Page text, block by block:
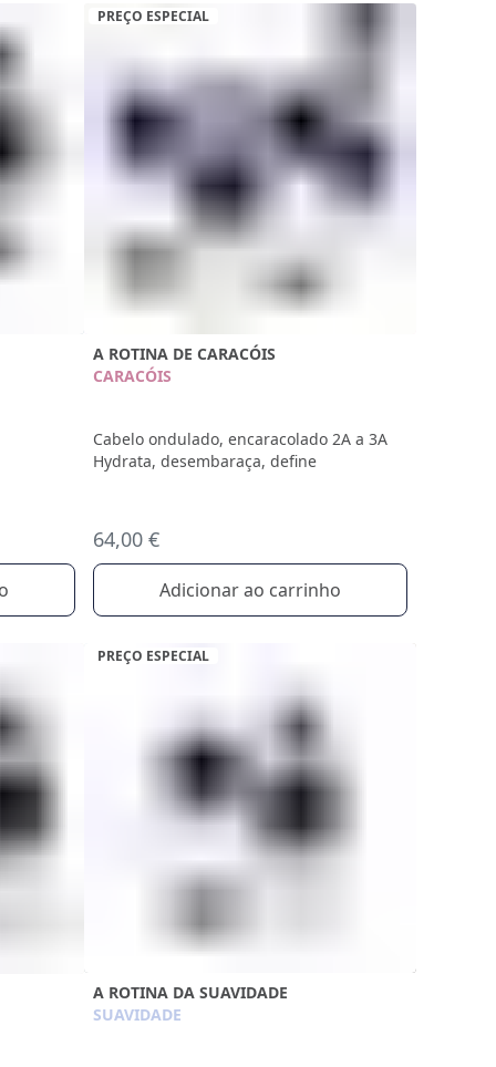
PREÇO ESPECIAL
A ROTINA DE CARACÓIS
CARACÓIS
Cabelo ondulado, encaracolado 2A a 3A
Hydrata, desembaraça, define
64,00 €
Adicionar ao carrinho
PREÇO ESPECIAL
A ROTINA DA SUAVIDADE
SUAVIDADE